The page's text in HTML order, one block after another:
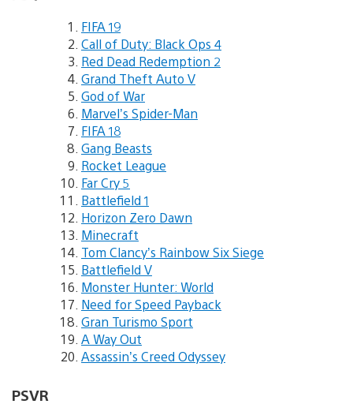
FIFA 19
Call of Duty: Black Ops 4
Red Dead Redemption 2
Grand Theft Auto V
God of War
Marvel’s Spider-Man
FIFA 18
Gang Beasts
Rocket League
Far Cry 5
Battlefield 1
Horizon Zero Dawn
Minecraft
Tom Clancy’s Rainbow Six Siege
Battlefield V
Monster Hunter: World
Need for Speed Payback
Gran Turismo Sport
A Way Out
Assassin’s Creed Odyssey
PSVR